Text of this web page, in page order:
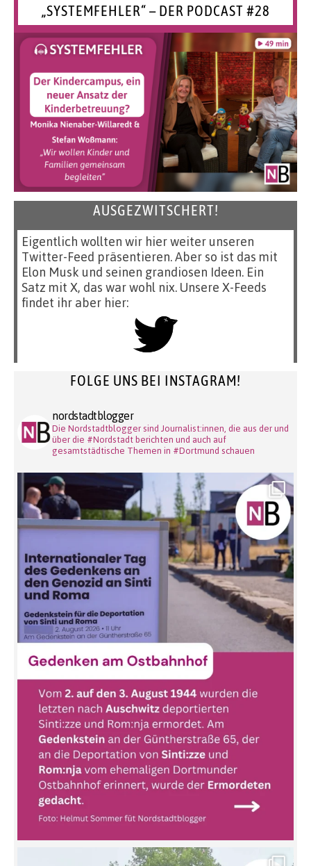
„SYSTEMFEHLER“ – DER PODCAST #28
AUSGEZWITSCHERT!
Eigentlich wollten wir hier weiter unseren
Twitter-Feed präsentieren. Aber so ist das mit
Elon Musk und seinen grandiosen Ideen. Ein
Satz mit X, das war wohl nix. Unsere X-Feeds
findet ihr aber hier:
FOLGE UNS BEI INSTAGRAM!
nordstadtblogger
Die Nordstadtblogger sind Journalist:innen, die aus der und
über die #Nordstadt berichten und auch auf
gesamtstädtische Themen in #Dortmund schauen